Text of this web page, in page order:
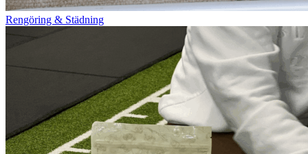
Rengöring & Städning